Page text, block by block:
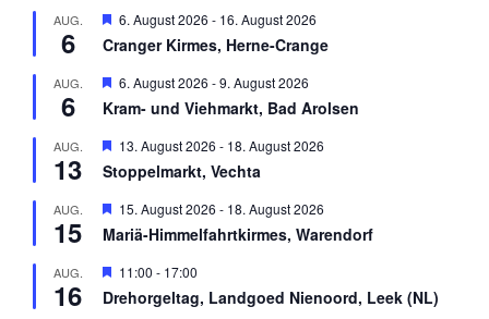
o
r
e
h
o
e
AUG.
6
H
r
o
r
e
h
o
e
6. August 2026 - 16. August 2026
Cranger Kirmes, Herne-Crange
AUG.
6
H
r
o
r
e
h
o
e
6. August 2026 -9. August 2026
Kram- und Viehmarkt, Bad Arolsen
AUG.
13
H
r
o
r
e
h
o
13. August 2026 - 18. August 2026
Stoppelmarkt, Vechta
AUG.
15
H
r
o
r
15. August 2026 - 18. August 2026
Mariä-Himmelfahrtkirmes, Warendorf
AUG.
16
H
r
11:00 - 17:00
Drehorgeltag, Landgoed Nienoord, Leek (NL)